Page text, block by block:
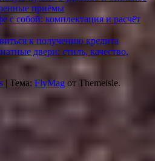
приёмы
с собой: комплектация и расчёт
к получению кредита
двери: стиль, качество,
| Тема: FlyMag от Themeisle.